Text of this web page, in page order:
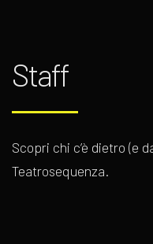
Staff
Scopri chi c’è dietro (e
Teatrosequenza.